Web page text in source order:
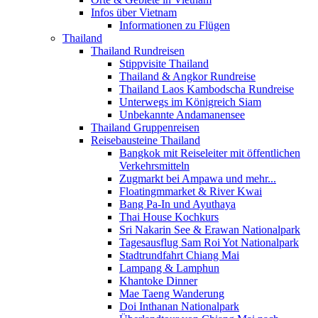
Infos über Vietnam
Informationen zu Flügen
Thailand
Thailand Rundreisen
Stippvisite Thailand
Thailand & Angkor Rundreise
Thailand Laos Kambodscha Rundreise
Unterwegs im Königreich Siam
Unbekannte Andamanensee
Thailand Gruppenreisen
Reisebausteine Thailand
Bangkok mit Reiseleiter mit öffentlichen
Verkehrsmitteln
Zugmarkt bei Ampawa und mehr...
Floatingmmarket & River Kwai
Bang Pa-In und Ayuthaya
Thai House Kochkurs
Sri Nakarin See & Erawan Nationalpark
Tagesausflug Sam Roi Yot Nationalpark
Stadtrundfahrt Chiang Mai
Lampang & Lamphun
Khantoke Dinner
Mae Taeng Wanderung
Doi Inthanan Nationalpark